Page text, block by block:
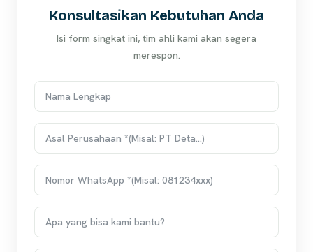
Konsultasikan Kebutuhan Anda
Isi form singkat ini, tim ahli kami akan segera
merespon.